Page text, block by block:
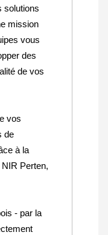
solutions
vous
des
de vos
vos
de
à la
Perten,
- par la